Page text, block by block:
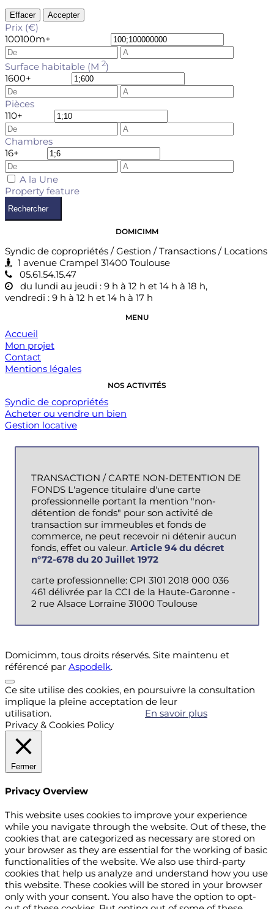
Effacer Accepter
Prix (€)
100100m+
Surface habitable (M 2)
1600+
Pièces
110+
Chambres
16+
A la Une
Property feature
Rechercher
DOMICIMM
Syndic de copropriétés / Gestion / Transactions / Locations
1 avenue Crampel 31400 Toulouse
05.61.54.15.47
du lundi au jeudi : 9 h à 12 h et 14 h à 18 h,
vendredi : 9 h à 12 h et 14 h à 17 h
MENU
Accueil
Mon projet
Contact
Mentions légales
NOS ACTIVITÉS
Syndic de copropriétés
Acheter ou vendre un bien
Gestion locative
TRANSACTION / CARTE NON-DETENTION DE
FONDS L'agence titulaire d'une carte
professionnelle portant la mention "non-
détention de fonds" pour son activité de
transaction sur immeubles et fonds de
commerce, ne peut recevoir ni détenir aucun
fonds, effet ou valeur. Article 94 du décret
n°72-678 du 20 Juillet 1972
carte professionnelle: CPI 3101 2018 000 036
461 délivrée par la CCI de la Haute-Garonne -
2 rue Alsace Lorraine 31000 Toulouse
Domicimm, tous droits réservés. Site maintenu et
référencé par Aspodelk.
Ce site utilise des cookies, en poursuivre la consultation
implique la pleine acceptation de leur
utilisation.
En savoir plus
Privacy & Cookies Policy
Fermer
Privacy Overview
This website uses cookies to improve your experience
while you navigate through the website. Out of these, the
cookies that are categorized as necessary are stored on
your browser as they are essential for the working of basic
functionalities of the website. We also use third-party
cookies that help us analyze and understand how you use
this website. These cookies will be stored in your browser
only with your consent. You also have the option to opt-